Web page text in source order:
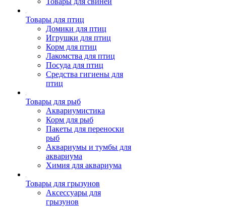
Товары для птиц
Домики для птиц
Игрушки для птиц
Корм для птиц
Лакомства для птиц
Посуда для птиц
Средства гигиены для
птиц
Товары для рыб
Аквариумистика
Корм для рыб
Пакеты для переноски
рыб
Аквариумы и тумбы для
аквариума
Химия для аквариума
Товары для грызунов
Аксессуары для
грызунов